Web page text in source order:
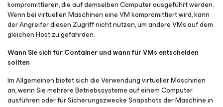
kompromittieren, die auf demselben Computer ausgeführt werden.
Wenn bei virtuellen Maschinen eine VM kompromittiert wird, kann
der Angreifer diesen Zugriff nicht nutzen, um andere VMs auf dem
gleichen Host zu gefährden.
Wann Sie sich für Container und wann für VMs entscheiden
sollten
Im Allgemeinen bietet sich die Verwendung virtueller Maschinen
an, wenn Sie mehrere Betriebssysteme auf einem Computer
ausführen oder für Sicherungszwecke Snapshots der Maschine in